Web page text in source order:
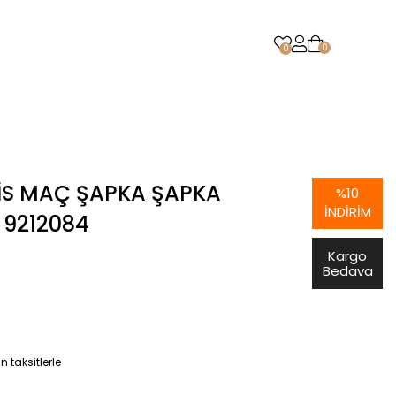
0 0
MAÇ ŞAPKA ŞAPKA
taksitlerle
%10
İNDIRIM
Kargo
Bedava